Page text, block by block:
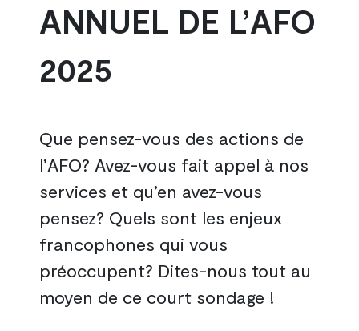
ANNUEL DE L’AFO
2025
Que pensez-vous des actions de
l’AFO? Avez-vous fait appel à nos
services et qu’en avez-vous
pensez? Quels sont les enjeux
francophones qui vous
préoccupent? Dites-nous tout au
moyen de ce court sondage !